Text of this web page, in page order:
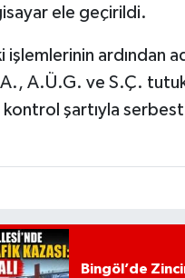
ele geçirildi.
işlemlerinin ardından
A.Ü.G. ve S.Ç.
şartıyla serbest
Bingöl’de